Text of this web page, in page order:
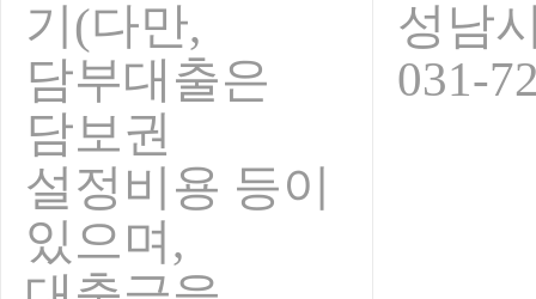
기(다만,
담부대출은
담보권
설정비용 등이
있으며,
성남
031-